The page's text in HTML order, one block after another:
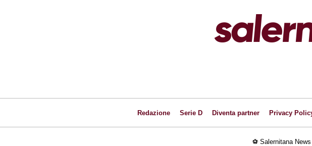
Redazione Serie D Diventa partner Privacy
⚽ Salernitana